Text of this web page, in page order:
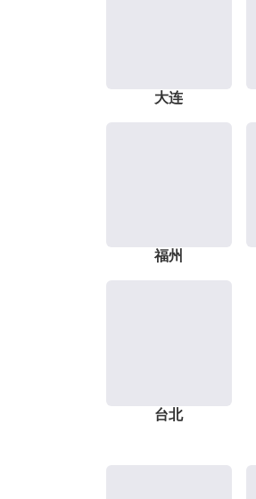
大连
福州
台北